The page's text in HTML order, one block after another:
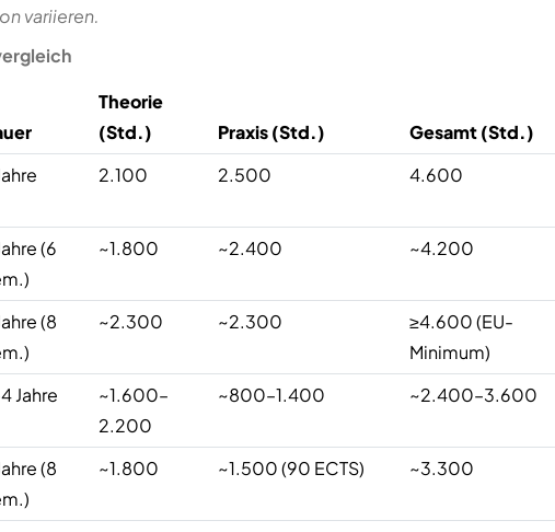
variieren.
Theorie
(Std.)
Praxis (Std.) Gesamt (Std.)
2.100 2.500 4.600
(6
~1.800 ~2.400 ~4.200
(8
~2.300 ~2.300
≥4.600 (EU-
Minimum)
Jahre
~1.600–
2.200
~800–1.400 ~2.400–3.600
(8
~1.800 ~1.500 (90 ECTS) ~3.300